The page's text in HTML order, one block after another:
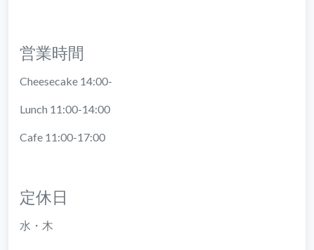
営業時間
Cheesecake 14:00-
Lunch 11:00-14:00
Cafe 11:00-17:00
定休日
水・木